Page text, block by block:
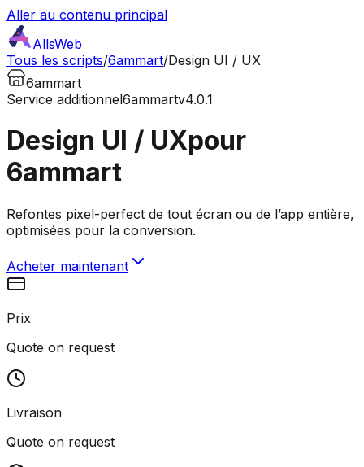
Aller au contenu principal
AllsWeb
Tous les scripts/6ammart/Design UI / UX
6ammart
Service additionnel6ammartv4.0.1
Design UI / UXpour
6ammart
Refontes pixel-perfect de tout écran ou de l’app entière,
optimisées pour la conversion.
Acheter maintenant
Prix
Quote on request
Livraison
Quote on request